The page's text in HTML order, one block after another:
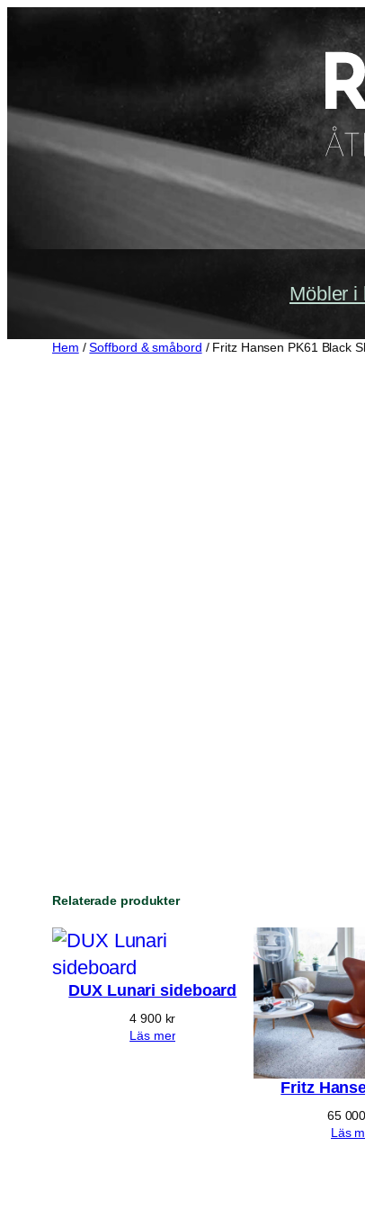
Möbler i
Hem /Soffbord & småbord / Fritz Hansen PK61 Black
Relaterade produkter
DUX Lunari sideboard
4 900 kr
Läs mer
Fritz
65 000
Läs